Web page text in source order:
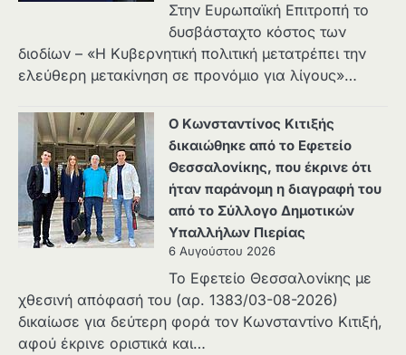
Στην Ευρωπαϊκή Επιτροπή το
δυσβάσταχτο κόστος των
διοδίων – «Η Κυβερνητική πολιτική μετατρέπει την
ελεύθερη μετακίνηση σε προνόμιο για λίγους»…
Ο Κωνσταντίνος Κιτιξής
δικαιώθηκε από το Εφετείο
Θεσσαλονίκης, που έκρινε ότι
ήταν παράνομη η διαγραφή του
από το Σύλλογο Δημοτικών
Υπαλλήλων Πιερίας
6 Αυγούστου 2026
Το Εφετείο Θεσσαλονίκης με
χθεσινή απόφασή του (αρ. 1383/03-08-2026)
δικαίωσε για δεύτερη φορά τον Κωνσταντίνο Κιτιξή,
αφού έκρινε οριστικά και…